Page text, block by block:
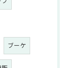
ブーケ